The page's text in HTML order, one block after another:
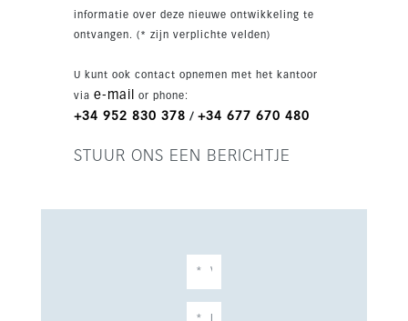
allemaal dichtbij, waardoor dit een ideale
woning of investering is.
informatie over deze nieuwe ontwikkeling te
ontvangen. (* zijn verplichte velden)
U kunt ook contact opnemen met het kantoor
via e-mail or phone:
+34 952 830 378 / +34 677 670 480
STUUR ONS EEN BERICHTJE